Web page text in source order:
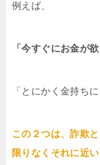
例えば、
「今すぐにお金が
「とにかく金持ち
この２つは、詐欺
限りなくそれに近